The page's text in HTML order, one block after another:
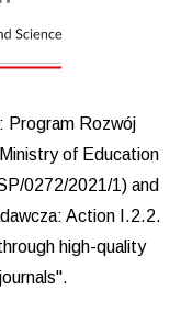
Program Rozwój
of Education
0272/2021/1) and
Action I.2.2.
high-quality